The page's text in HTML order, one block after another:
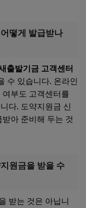
떻게 발급받나
출발기금 고객센터
수 있습니다. 온라인
부도 고객센터를
다. 도약지원금 신
아 준비해 두는 것
원금을 받을 수
받는 것은 아닙니